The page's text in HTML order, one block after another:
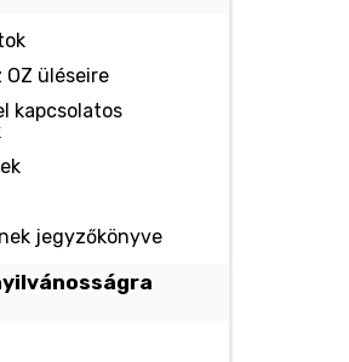
OZ üléseire
kapcsolatos
jegyzőkönyve